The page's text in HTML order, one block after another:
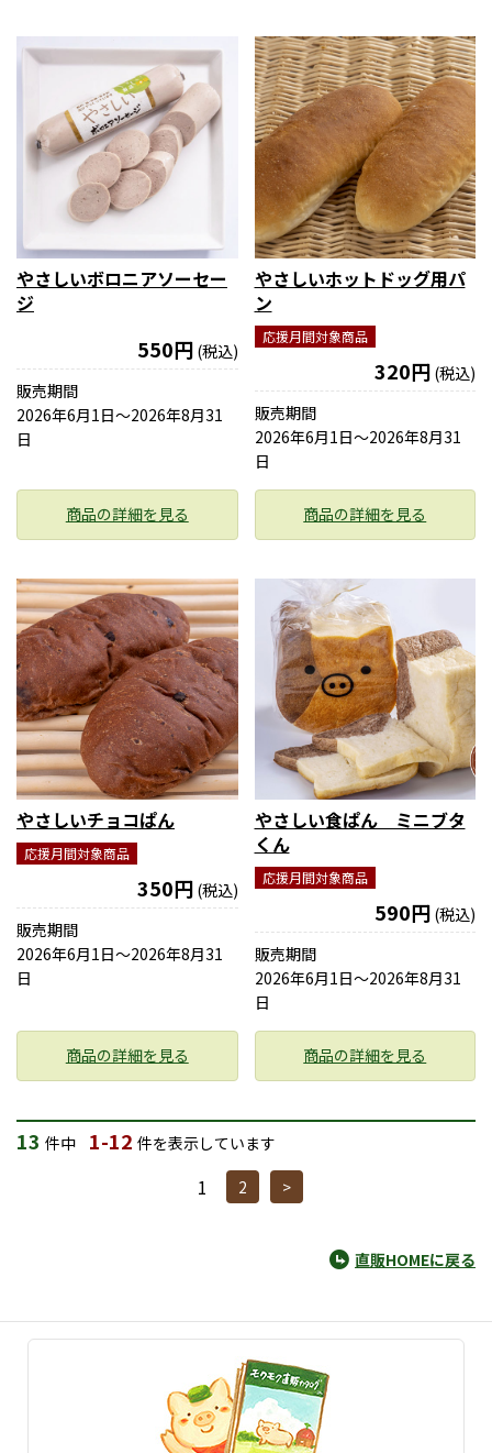
やさしいボロニアソーセー
ジ
550円 (税込)
販売期間
2026年6月1日〜2026年8月31
日
商品の詳細を見る
やさしいホットドッグ用パ
ン
応援月間対象商品
320円 (税込)
販売期間
2026年6月1日〜2026年8月31
日
商品の詳細を見る
やさしいチョコぱん
応援月間対象商品
350円 (税込)
販売期間
2026年6月1日〜2026年8月31
日
商品の詳細を見る
やさしい食ぱん ミニブタ
くん
応援月間対象商品
590円 (税込)
販売期間
2026年6月1日〜2026年8月31
日
商品の詳細を見る
13 件中 1-12 件を表示しています
1 2 >
直販HOMEに戻る